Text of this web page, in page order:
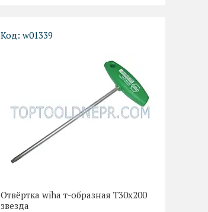
w01339
Отвёртка wiha т-образная Т30х200
звезда